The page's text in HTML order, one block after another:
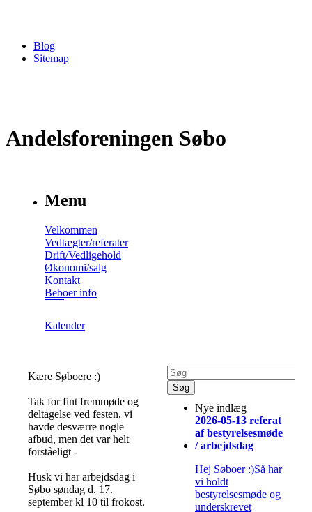
Blog
Sitemap
Andelsforeningen Søbo
Menu
Velkommen
Vedtægter/referater
Drift/Vedligehold
Økonomi/salg
Kontakt
Beboer info
Kalender
Kære Søboere :)
Tak for fint fremmøde og
deltagelse ved festen, vi
havde desværre nogle
afbud, men det var helt
forståeligt -
Husk vi har arbejdsdag i
Søbo søndag d. 17.
september kl 10 til frokost.
Nye indlæg
2026-05-13 referat
af bestyrelsesmøde
/ arbejdsdag
Hej Søboer :)Så har
vi holdt
bestyrelsesmøde og
underskrevet